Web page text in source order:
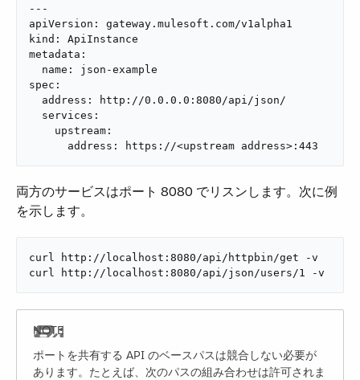
---
apiVersion: gateway.mulesoft.com/v1alpha1
kind: ApiInstance
metadata:
  name: json-example
spec:
  address: http://0.0.0.0:8080/api/json/
  services:
    upstream:
      address: https://<upstream address>:443
両方のサービスはポート 8080 でリスンします。次に例
を示します。
curl http://localhost:8080/api/httpbin/get -v
curl http://localhost:8080/api/json/users/1 -v
ポートを共有する API のベースパスは競合しない必要が
あります。たとえば、次のパスの組み合わせは許可されま